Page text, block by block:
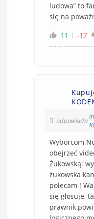
ludowa” to
się na
11
-17
odpowiada
Wyborcom
obejrzeć
Żukowską:
żukowska
polecam !
się głosuje,
prawnik